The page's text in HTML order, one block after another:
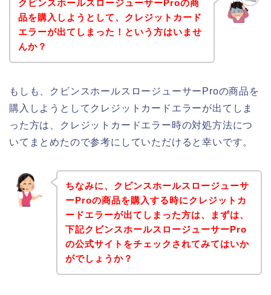
クビンスホールスロージューサーProの商
品を購入しようとして、クレジットカード
エラーが出てしまった！という方はいませ
んか？
もしも、クビンスホールスロージューサーProの商品を
購入しようとしてクレジットカードエラーが出てしま
った方は、クレジットカードエラー時の対処方法につ
いてまとめたので参考にしていただけると幸いです。
ちなみに、クビンスホールスロージューサ
ーProの商品を購入する時にクレジットカ
ードエラーが出てしまった方は、まずは、
下記クビンスホールスロージューサーPro
の公式サイトをチェックされてみてはいか
がでしょうか？